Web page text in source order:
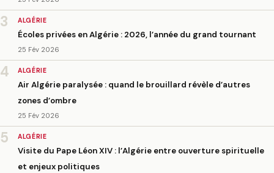
3 ALGÉRIE
Écoles privées en Algérie : 2026, l’année du grand tournant
25 Fév 2026
4 ALGÉRIE
Air Algérie paralysée : quand le brouillard révèle d’autres
zones d’ombre
25 Fév 2026
5 ALGÉRIE
Visite du Pape Léon XIV : l’Algérie entre ouverture spirituelle
et enjeux politiques